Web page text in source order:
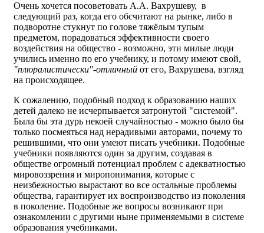
Очень хочется посоветовать А.А. Вахрушеву, в
следующий раз, когда его обсчитают на рынке, либо в
подворотне стукнут по голове тяжёлым тупым
предметом, порадоваться эффективности своего
воздействия на общество - возможно, эти милые люди
учились именно по его учебнику, и потому имеют свой,
"плюралистически"-отличный от его, Вахрушева, взгляд
на происходящее.
К сожалению, подобный подход к образованию наших
детей далеко не исчерпывается затронутой "системой".
Была бы эта дурь некоей случайностью - можно было бы
только посмеяться над нерадивыми авторами, почему то
решившими, что они умеют писать учебники. Подобные
учебники появляются один за другим, создавая в
обществе огромный потенциал проблем с адекватностью
мировоззрения и миропонимания, которые с
неизбежностью вырастают во все остальные проблемы
общества, гарантирует их воспроизводство из поколения
в поколение. Подобные же вопросы возникают при
ознакомлении с другими ныне применяемыми в системе
образования учебниками.